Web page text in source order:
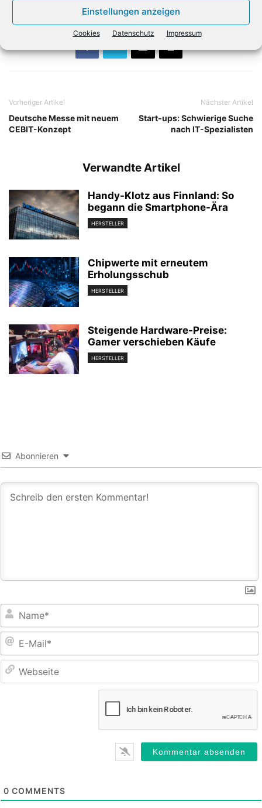
Einstellungen anzeigen
Cookies Datenschutz Impressum
Vorheriger Artikel
Deutsche Messe mit neuem
CEBIT-Konzept
Nächster Artikel
Start-ups: Schwierige Suche
nach IT-Spezialisten
Verwandte Artikel
Handy-Klotz aus Finnland: So
begann die Smartphone-Ära
HERSTELLER
Chipwerte mit erneutem
Erholungsschub
HERSTELLER
Steigende Hardware-Preise:
Gamer verschieben Käufe
HERSTELLER
Abonnieren
0 COMMENTS